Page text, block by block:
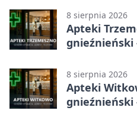
8 sierpnia 2026
Apteki
gnieźnieński
8 sierpnia 2026
Apteki
gnieźnieński